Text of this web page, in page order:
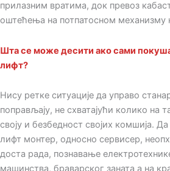
прилазним вратима, док превоз
оштећења на потпатосном механизму
Шта се може десити ако сами
лифт?
Нису ретке ситуације да управо
поправљају, не схватајући колико на
своју и безбедност својих комшија.
лифт монтер, односно сервисер,
доста рада, познавање
машинства, браварског заната а на